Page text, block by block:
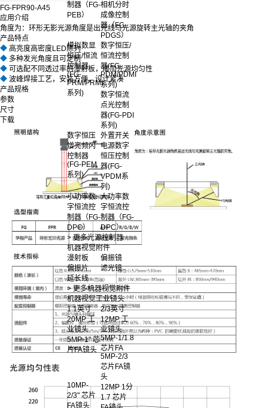
制器（FG-
PEB）
相机分时
成像控制
器（FG-
PDGS）
模拟数显
恒压/恒流
控制器
(FG-
PRM/PRMI
系列)
数字恒压/
恒流控制
器(FG-
PDM/PDMI
系列)
数字恒流
点光控制
器(FG-PDI
系列)
数字恒压
增亮频闪
控制器
(FG-PEM
系列)
外置开关
电源数字
恒压控制
器(FG-
VPDM系
列)
小功率数
字恒流控
制器（FG-
DPC）
大功率数
字恒流控
制器（FG-
DPC）
> 更多光源控制器
机器视觉附件
漫射板
偏振镜
偏振片
滤光镜
延长线
> 更多机器视觉附件
机器视觉工业镜头
1.1英寸
20MP 工
业镜头
2/3英寸
12MP 工
业镜头
5MP-1" 芯
片FA镜头
5MP-1/1.8
芯片FA
5MP-2/3
芯片FA镜
头
10MP-
2/3" 芯片
FA镜头
12MP 1分
1.7 芯片
FG-FPR90-A45
应用介绍
角度为：环形无影光源角度是出光线与光源旋转主光轴的夹角
产品特点
◆ 高亮度高密度LED陈列
◆ 多种发光角度且可定制
◆ 可选配不同透过率的漫射板，增加光源均匀性
◆ 波峰焊接工艺，安装方便，设计紧凑
产品规格
参数
尺寸
下载